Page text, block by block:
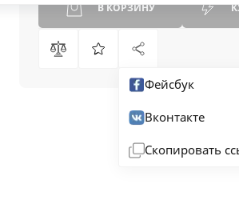
В КОРЗИНУ
Фейсбук
Вконтакте
Скопировать